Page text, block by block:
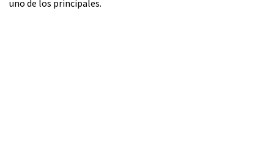
uno de los principales.